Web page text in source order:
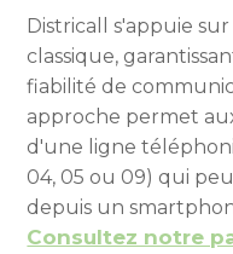
Districall s'appuie
classique,
fiabilité de
approche permet
d'une ligne
04, 05 ou 09) qui
depuis un
Consultez notre